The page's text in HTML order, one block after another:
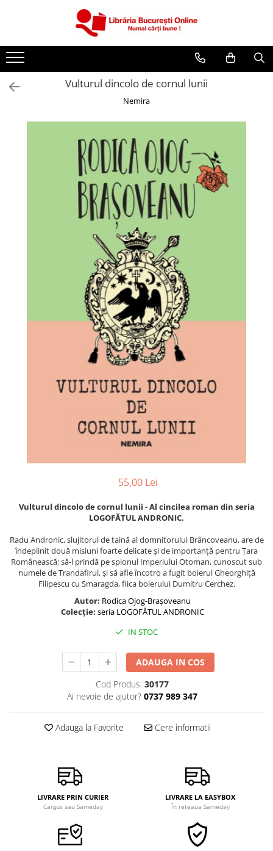
Artă și Enciclopedii
Beletristică
Cărți pentru copii
Cărți pentru tineri
Creșterea copilului
Dezvoltare Personală
Hobby și Divertisment
Istorie și Conspirații
Manuale și Dicționare
Medicină și Sănătate
Practic. Casă și Grădina
Spiritualitate
Vulturul dincolo de cornul lunii
Nemira
55,00 Lei
Vulturul dincolo de cornul lunii - Al cincilea roman din seria
LOGOFĂTUL ANDRONIC.
Radu Andronic, slujitorul de taină al domnitorului Brâncoveanu, are de
îndeplinit două misiuni foarte delicate și de importanță pentru Țara
Românească: să-l prindă pe spionul Imperiului Otoman, cunoscut sub
numele de Trandafirul, și să afle încotro a fugit boierul Gheorghiță
Filipescu cu Smaragda, fiica boierului Dumitru Cerchez.
Autor: Rodica Ojog-Brașoveanu
Colecție: seria LOGOFĂTUL ANDRONIC
IN STOC
ADAUGA IN COS
Cod Produs: 30177
Ai nevoie de ajutor? 0737 989 347
Adauga la Favorite Cere informatii
LIVRARE PRIN CURIER
Cargus sau Sameday
LIVRARE LA EASYBOX
În rețeaua Sameday